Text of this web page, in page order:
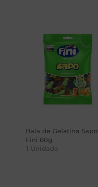
Bala de Gelatina Sapo
Fini 80g
1 Unidade